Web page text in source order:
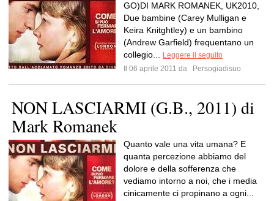
GO)DI MARK ROMANEK, UK2010,
Due bambine (Carey Mulligan e
Keira Knitghtley) e un bambino
(Andrew Garfield) frequentano un
collegio...
Leggere il seguito
Il 06 aprile 2011 da
Persogiadisuo
NON LASCIARMI (G.B., 2011) di
Mark Romanek
Quanto vale una vita umana? E
quanta percezione abbiamo del
dolore e della sofferenza che
vediamo intorno a noi, che i media
cinicamente ci propinano a ogni...